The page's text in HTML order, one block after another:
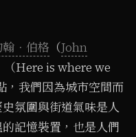
翰．伯格 （John
（Here is where we
，我們因為城市空間而
氛圍與街道氣味是人
記憶裝置，也是人們